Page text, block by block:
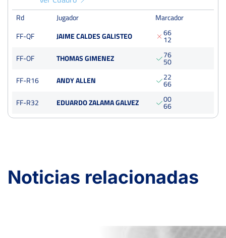
Rd Jugador
Marcador
FF-QF
JAIME CALDES GALISTEO 6
1
6
2
FF-OF
THOMAS GIMENEZ 7
5
6
0
FF-R16
ANDY ALLEN 2
6
2
6
FF-R32
EDUARDO ZALAMA GALVEZ 0
6
0
6
Noticias relacionadas